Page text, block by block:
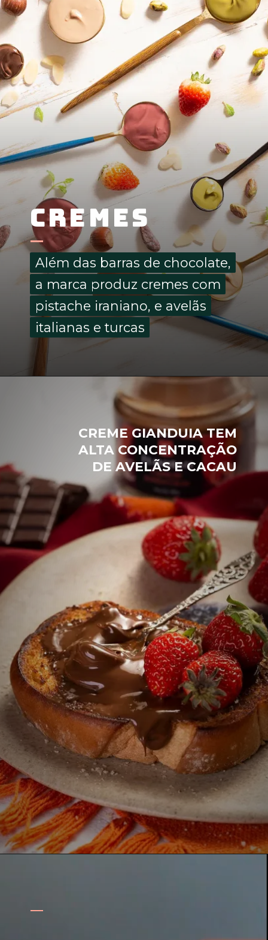
Cremes
Além das barras de chocolate,
a marca produz cremes com
pistache iraniano, e avelãs
italianas e turcas
Além das barras de chocolate,
a marca produz cremes com
pistache iraniano, e avelãs
italianas e turcas
CREME GIANDUIA TEM
ALTA CONCENTRAÇÃO
DE AVELÃS E CACAU